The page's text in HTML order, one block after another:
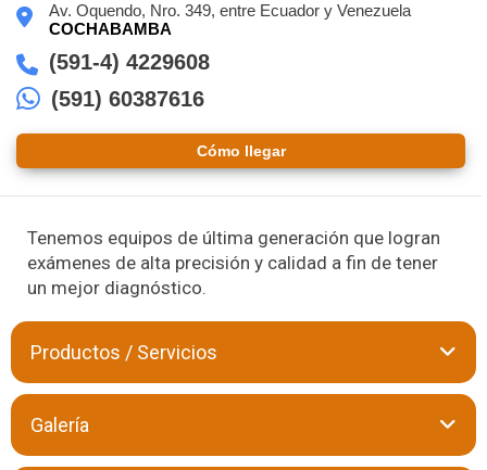
Av. Oquendo, Nro. 349, entre Ecuador y Venezuela
COCHABAMBA
(591-4) 4229608
(591) 60387616
Cómo llegar
Tenemos equipos de última generación que logran
exámenes de alta precisión y calidad a fin de tener
un mejor diagnóstico.
Productos / Servicios
Desde hacen 12 años el Centro de Diagnóstico por Imagen
Soliz brinda servicios de
mayor precisión debido a los equipos de última generación
Galería